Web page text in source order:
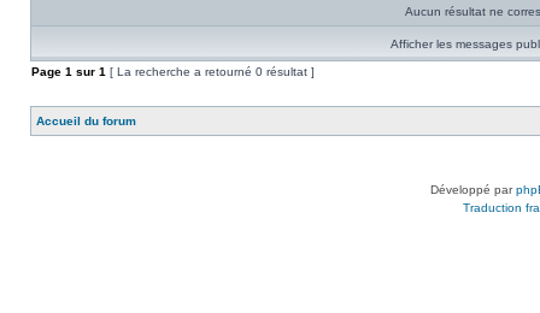
Aucun résultat ne
Afficher les messages
Page 1 sur 1 [ La recherche a retourné 0 résultat ]
Accueil du forum
Développé par
Traduction